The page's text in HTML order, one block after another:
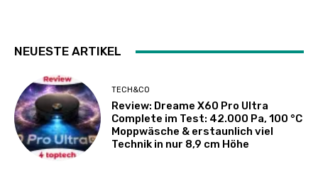
NEUESTE ARTIKEL
TECH&CO
Review: Dreame X60 Pro Ultra
Complete im Test: 42.000 Pa, 100 °C
Moppwäsche & erstaunlich viel
Technik in nur 8,9 cm Höhe